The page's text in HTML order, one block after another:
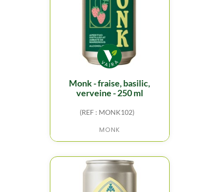
monk - fraise, basilic,
verveine - 250 ml
(REF : MONK102)
MONK